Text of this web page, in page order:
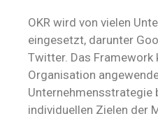
OKR wird von vielen
eingesetzt, darunter
Twitter. Das Framework
Organisation
Unternehmensstrategie
individuellen Zielen der